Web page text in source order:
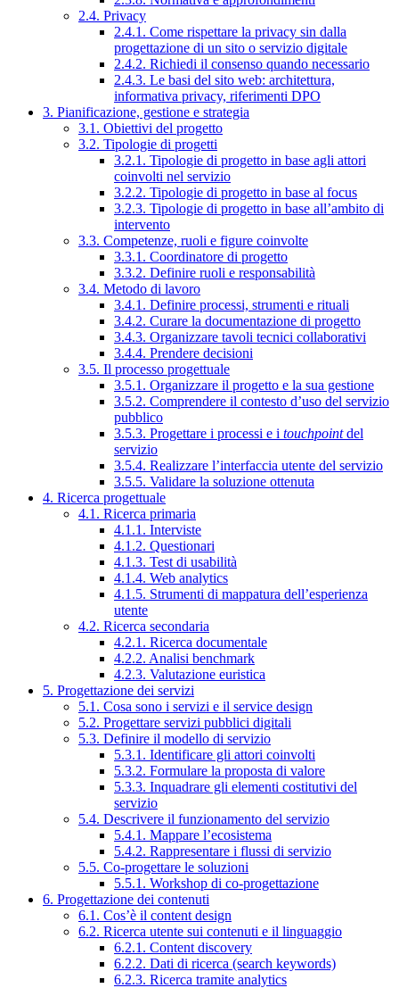
2.4. Privacy
2.4.1. Come rispettare la privacy sin dalla
progettazione di un sito o servizio digitale
2.4.2. Richiedi il consenso quando necessario
2.4.3. Le basi del sito web: architettura,
informativa privacy, riferimenti DPO
3. Pianificazione, gestione e strategia
3.1. Obiettivi del progetto
3.2. Tipologie di progetti
3.2.1. Tipologie di progetto in base agli attori
coinvolti nel servizio
3.2.2. Tipologie di progetto in base al focus
3.2.3. Tipologie di progetto in base all’ambito di
intervento
3.3. Competenze, ruoli e figure coinvolte
3.3.1. Coordinatore di progetto
3.3.2. Definire ruoli e responsabilità
3.4. Metodo di lavoro
3.4.1. Definire processi, strumenti e rituali
3.4.2. Curare la documentazione di progetto
3.4.3. Organizzare tavoli tecnici collaborativi
3.4.4. Prendere decisioni
3.5. Il processo progettuale
3.5.1. Organizzare il progetto e la sua gestione
3.5.2. Comprendere il contesto d’uso del servizio
pubblico
3.5.3. Progettare i processi e i touchpointdel
servizio
3.5.4. Realizzare l’interfaccia utente del servizio
3.5.5. Validare la soluzione ottenuta
4. Ricerca progettuale
4.1. Ricerca primaria
4.1.1. Interviste
4.1.2. Questionari
4.1.3. Test di usabilità
4.1.4. Web analytics
4.1.5. Strumenti di mappatura dell’esperienza
utente
4.2. Ricerca secondaria
4.2.1. Ricerca documentale
4.2.2. Analisi benchmark
4.2.3. Valutazione euristica
5. Progettazione dei servizi
5.1. Cosa sono i servizi e il service design
5.2. Progettare servizi pubblici digitali
5.3. Definire il modello di servizio
5.3.1. Identificare gli attori coinvolti
5.3.2. Formulare la proposta di valore
5.3.3. Inquadrare gli elementi costitutivi del
servizio
5.4. Descrivere il funzionamento del servizio
5.4.1. Mappare l’ecosistema
5.4.2. Rappresentare i flussi di servizio
5.5. Co-progettare le soluzioni
5.5.1. Workshop di co-progettazione
6. Progettazione dei contenuti
6.1. Cos’è il content design
6.2. Ricerca utente sui contenuti e il linguaggio
6.2.1. Content discovery
6.2.2. Dati di ricerca (search keywords)
6.2.3. Ricerca tramite analytics